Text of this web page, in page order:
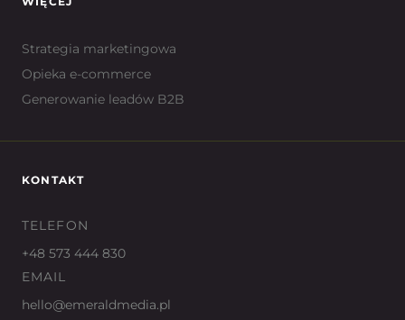
Strategia marketingowa
Opieka e-commerce
Generowanie leadów B2B
KONTAKT
TELEFON
+48 573 444 830
EMAIL
hello@emeraldmedia.pl